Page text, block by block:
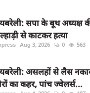
सपा के बूथ अध्यक्ष
से काटकर हत्या
Aug 3, 2026 0 563
असलहों से लैस
का कहर, पांच ज्वेलर्स...